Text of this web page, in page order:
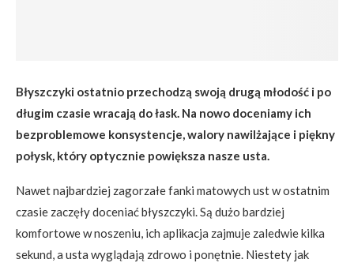
Błyszczyki ostatnio przechodzą swoją drugą młodość i po
długim czasie wracają do łask. Na nowo doceniamy ich
bezproblemowe konsystencje, walory nawilżające i piękny
połysk, który optycznie powiększa nasze usta.
Nawet najbardziej zagorzałe fanki matowych ust w ostatnim
czasie zaczęły doceniać błyszczyki. Są dużo bardziej
komfortowe w noszeniu, ich aplikacja zajmuje zaledwie kilka
sekund, a usta wyglądają zdrowo i ponętnie. Niestety jak